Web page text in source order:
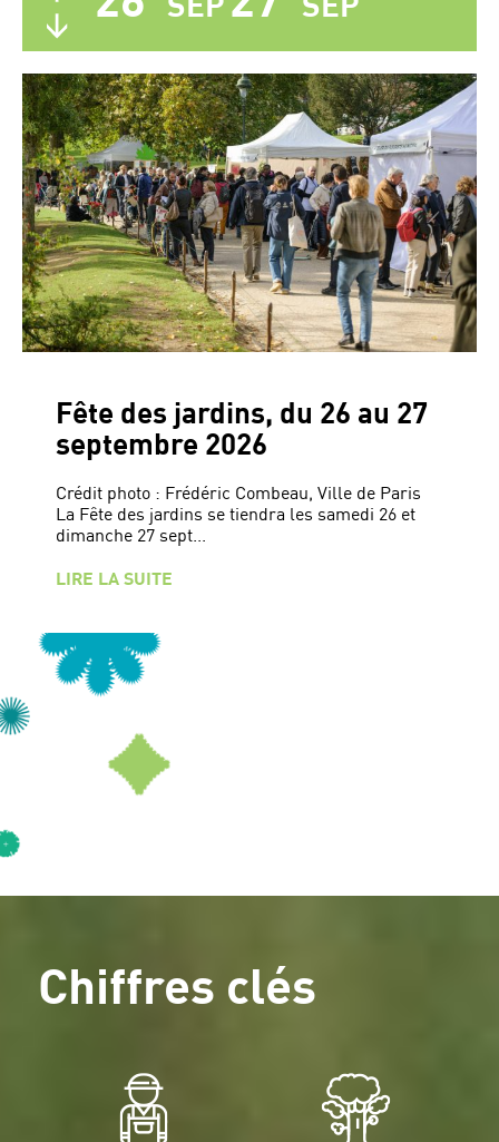
Fête des jardins, du 26 au 27
septembre 2026
Crédit photo : Frédéric Combeau, Ville de Paris
La Fête des jardins se tiendra les samedi 26 et
dimanche 27 sept...
LIRE LA SUITE
Chiffres clés